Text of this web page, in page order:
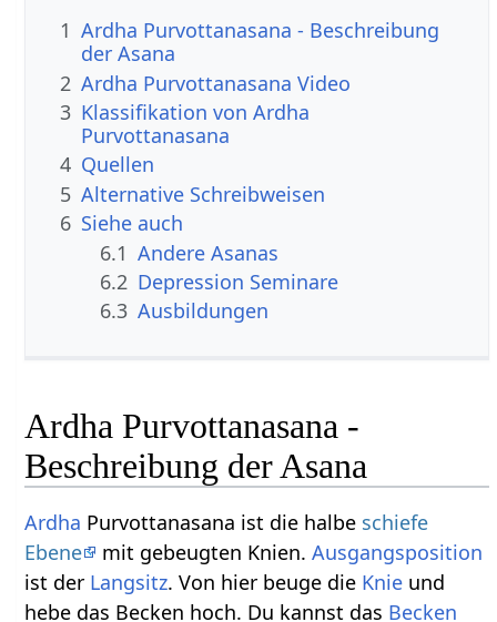
1 Ardha Purvottanasana - Beschreibung
der Asana
2 Ardha Purvottanasana Video
3 Klassifikation von Ardha
Purvottanasana
4 Quellen
5 Alternative Schreibweisen
6 Siehe auch
6.1 Andere Asanas
6.2 Depression Seminare
6.3 Ausbildungen
Ardha Purvottanasana -
Beschreibung der Asana
Ardha Purvottanasana ist die halbe schiefe
Ebene
mit gebeugten Knien.Ausgangsposition
ist der Langsitz. Von hier beuge die Knie und
hebe das Becken hoch. Du kannst das Becken